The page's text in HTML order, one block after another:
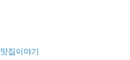
맛집이야기